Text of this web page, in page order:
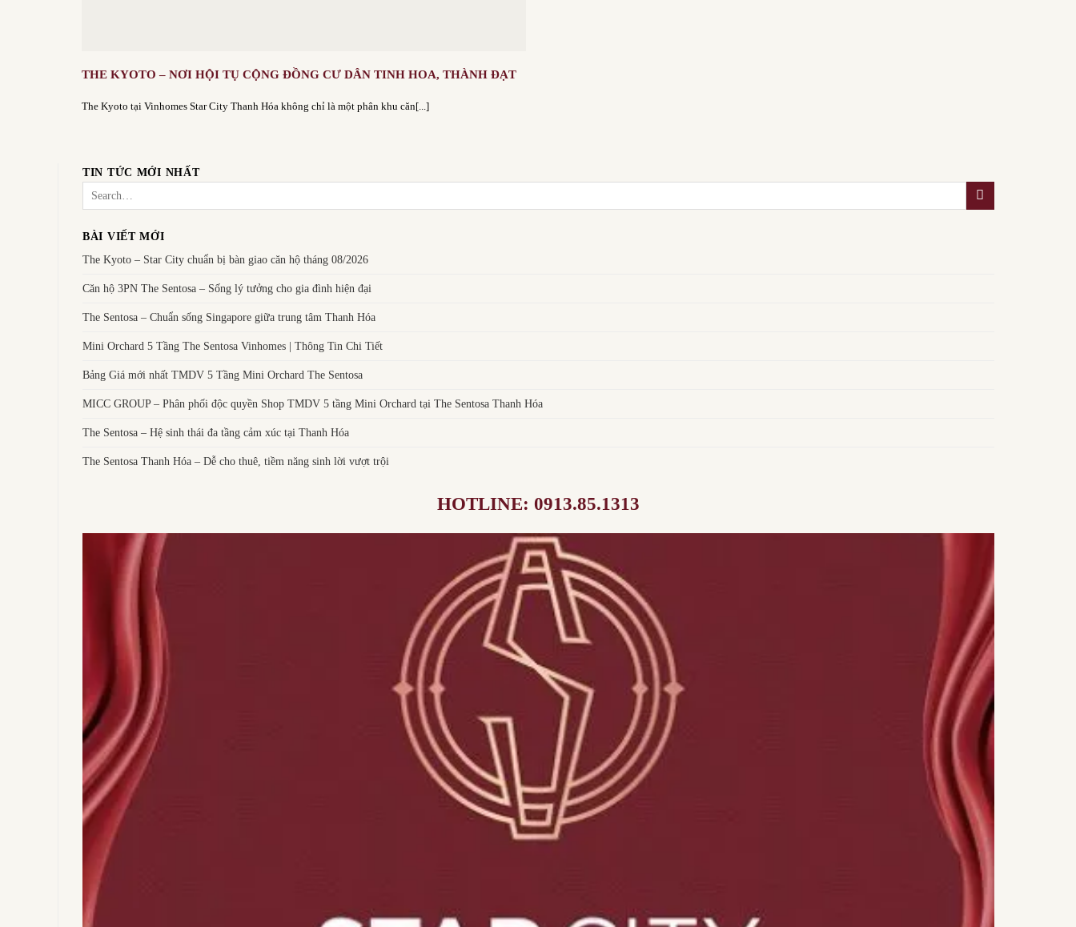
THE KYOTO – NƠI HỘI TỤ CỘNG ĐỒNG CƯ DÂN TINH HOA, THÀNH ĐẠT
The Kyoto tại Vinhomes Star City Thanh Hóa không chỉ là một phân khu căn[...]
TIN TỨC MỚI NHẤT
BÀI VIẾT MỚI
The Kyoto – Star City chuẩn bị bàn giao căn hộ tháng 08/2026
Căn hộ 3PN The Sentosa – Sống lý tưởng cho gia đình hiện đại
The Sentosa – Chuẩn sống Singapore giữa trung tâm Thanh Hóa
Mini Orchard 5 Tầng The Sentosa Vinhomes | Thông Tin Chi Tiết
Bảng Giá mới nhất TMDV 5 Tầng Mini Orchard The Sentosa
MICC GROUP – Phân phối độc quyền Shop TMDV 5 tầng Mini Orchard tại The Sentosa Thanh Hóa
The Sentosa – Hệ sinh thái đa tầng cảm xúc tại Thanh Hóa
The Sentosa Thanh Hóa – Dễ cho thuê, tiềm năng sinh lời vượt trội
HOTLINE: 0913.85.1313